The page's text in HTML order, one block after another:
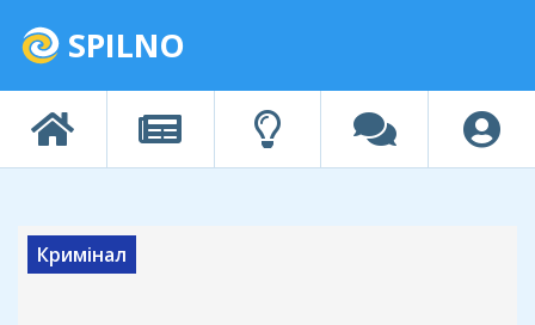
SPILNO
Кримінал